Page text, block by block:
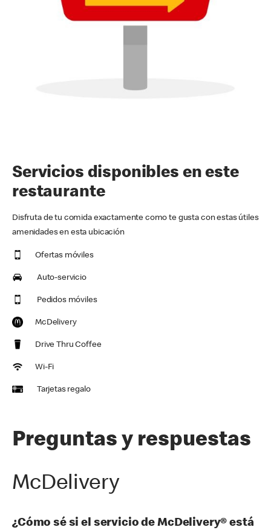
Servicios disponibles en este
restaurante
Disfruta de tu comida exactamente como te gusta con estas útiles
amenidades en esta ubicación
Ofertas móviles
Auto-servicio
Pedidos móviles
McDelivery
Drive Thru Coffee
Wi-Fi
Tarjetas regalo
Preguntas y respuestas
McDelivery
¿Cómo sé si el servicio de McDelivery® está